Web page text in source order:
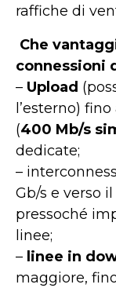
raffiche di
Che
connessioni
– Upload
l’esterno) fino
(400 Mb/s
dedicate;
–
Gb/s e verso il
pressoché
linee;
– linee in
maggiore,